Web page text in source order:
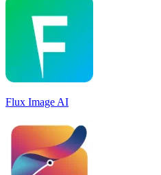
Flux Image AI